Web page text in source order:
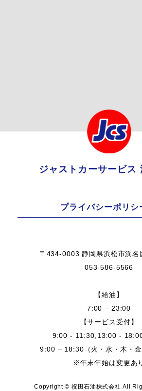
ジャストカーサービス
プライバシーポリシ
〒434-0003 静岡県浜松市浜名
053-586-5566
【給油】
7:00 – 23:00
【サービス受付】
9:00 - 11:30,13:00 - 18:00
9:00 – 18:30（火・水・木・金
※年末年始は変更あ
Copyright © 祝田石油株式会社 All